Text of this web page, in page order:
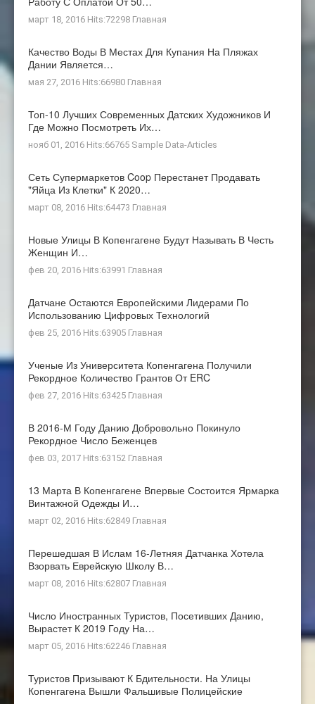
март 18, 2016 Hits:72298 Главная
Качество Воды В Местах Для Купания На Пляжах
Дании Является…
мая 27, 2016 Hits:66980 Главная
Топ-10 Лучших Современных Датских Художников И
Где Можно Посмотреть Их…
нояб 01, 2016 Hits:66765 Sample Data-Articles
Сеть Супермаркетов Coop Перестанет Продавать
"яйца Из Клетки" К 2020…
март 08, 2016 Hits:64473 Главная
Новые Улицы В Копенгагене Будут Называть В Честь
Женщин И…
фев 20, 2016 Hits:63991 Главная
Датчане Остаются Европейскими Лидерами По
Использованию Цифровых Технологий
фев 25, 2016 Hits:63905 Главная
Ученые Из Университета Копенгагена Получили
Рекордное Количество Грантов От ERC
фев 27, 2016 Hits:63425 Главная
В 2016-М Году Данию Добровольно Покинуло
Рекордное Число Беженцев
фев 03, 2017 Hits:63152 Главная
13 Марта В Копенгагене Впервые Состоится Ярмарка
Винтажной Одежды И…
март 02, 2016 Hits:62849 Главная
Перешедшая В Ислам 16-Летняя Датчанка Хотела
Взорвать Еврейскую Школу В…
март 08, 2016 Hits:62807 Главная
Число Иностранных Туристов, Посетивших Данию,
Вырастет К 2019 Году На…
март 05, 2016 Hits:62246 Главная
Туристов Призывают К Бдительности. На Улицы
Копенгагена Вышли Фальшивые Полицейские